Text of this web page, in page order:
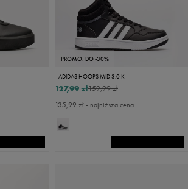
PROMO: DO -30%
ADIDAS HOOPS MID 3.0 K
159,99 zł
127,99 zł
135,99 zł- najniższa cena